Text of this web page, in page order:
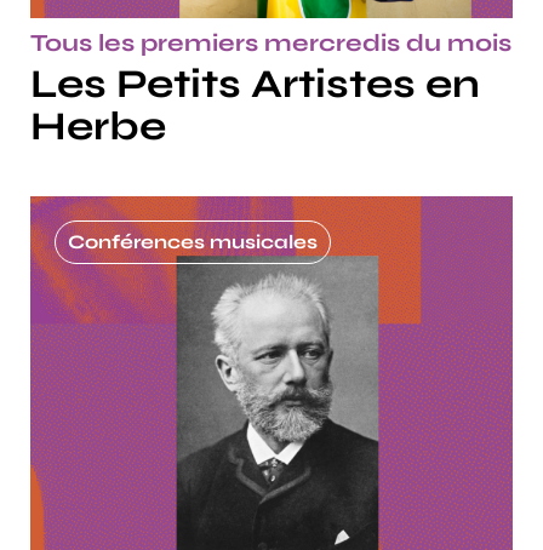
Tous les premiers mercredis du mois
Les Petits Artistes en
Herbe
Conférences musicales